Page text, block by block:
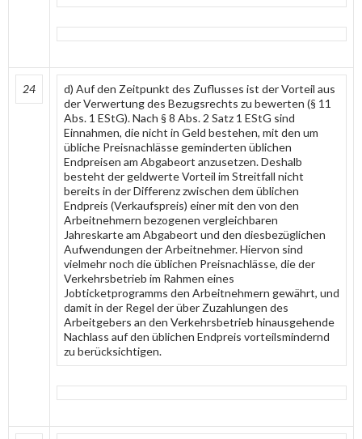
24
d) Auf den Zeitpunkt des Zuflusses ist der Vorteil aus
der Verwertung des Bezugsrechts zu bewerten (§ 11
Abs. 1 EStG). Nach § 8 Abs. 2 Satz 1 EStG sind
Einnahmen, die nicht in Geld bestehen, mit den um
übliche Preisnachlässe geminderten üblichen
Endpreisen am Abgabeort anzusetzen. Deshalb
besteht der geldwerte Vorteil im Streitfall nicht
bereits in der Differenz zwischen dem üblichen
Endpreis (Verkaufspreis) einer mit den von den
Arbeitnehmern bezogenen vergleichbaren
Jahreskarte am Abgabeort und den diesbezüglichen
Aufwendungen der Arbeitnehmer. Hiervon sind
vielmehr noch die üblichen Preisnachlässe, die der
Verkehrsbetrieb im Rahmen eines
Jobticketprogramms den Arbeitnehmern gewährt, und
damit in der Regel der über Zuzahlungen des
Arbeitgebers an den Verkehrsbetrieb hinausgehende
Nachlass auf den üblichen Endpreis vorteilsmindernd
zu berücksichtigen.